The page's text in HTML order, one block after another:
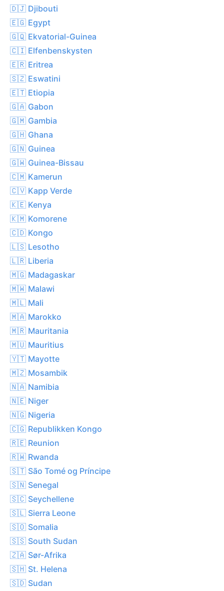
🇩🇯 Djibouti
🇪🇬 Egypt
🇬🇶 Ekvatorial-Guinea
🇨🇮 Elfenbenskysten
🇪🇷 Eritrea
🇸🇿 Eswatini
🇪🇹 Etiopia
🇬🇦 Gabon
🇬🇲 Gambia
🇬🇭 Ghana
🇬🇳 Guinea
🇬🇼 Guinea-Bissau
🇨🇲 Kamerun
🇨🇻 Kapp Verde
🇰🇪 Kenya
🇰🇲 Komorene
🇨🇩 Kongo
🇱🇸 Lesotho
🇱🇷 Liberia
🇲🇬 Madagaskar
🇲🇼 Malawi
🇲🇱 Mali
🇲🇦 Marokko
🇲🇷 Mauritania
🇲🇺 Mauritius
🇾🇹 Mayotte
🇲🇿 Mosambik
🇳🇦 Namibia
🇳🇪 Niger
🇳🇬 Nigeria
🇨🇬 Republikken Kongo
🇷🇪 Reunion
🇷🇼 Rwanda
🇸🇹 São Tomé og Príncipe
🇸🇳 Senegal
🇸🇨 Seychellene
🇸🇱 Sierra Leone
🇸🇴 Somalia
🇸🇸 South Sudan
🇿🇦 Sør-Afrika
🇸🇭 St. Helena
🇸🇩 Sudan